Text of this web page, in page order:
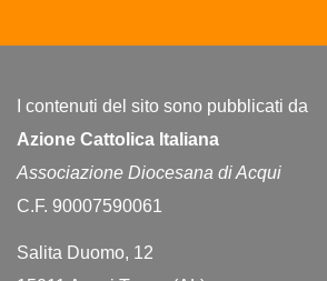
I contenuti del sito sono pubblicati da
Azione Cattolica Italiana
Associazione Diocesana di Acqui
C.F. 90007590061
Salita Duomo, 12